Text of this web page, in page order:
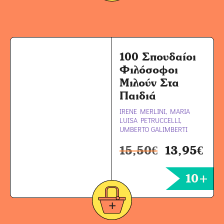
100 Σπουδαίοι
Φιλόσοφοι
Μιλούν Στα
Παιδιά
IRENE MERLINI, MARIA
LUISA PETRUCCELLI,
UMBERTO GALIMBERTI
15,50€ 13,95€
10+